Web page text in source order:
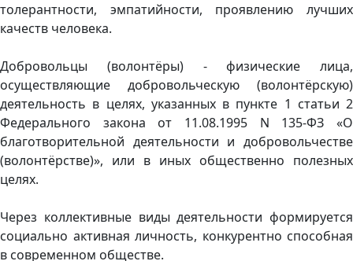
толерантности, эмпатийности, проявлению лучших
качеств человека.
Добровольцы (волонтёры) - физические лица,
осуществляющие добровольческую (волонтёрскую)
деятельность в целях, указанных в пункте 1 статьи 2
Федерального закона от 11.08.1995 N 135-ФЗ «О
благотворительной деятельности и добровольчестве
(волонтёрстве)», или в иных общественно полезных
целях.
Через коллективные виды деятельности формируется
социально активная личность, конкурентно способная
в современном обществе.